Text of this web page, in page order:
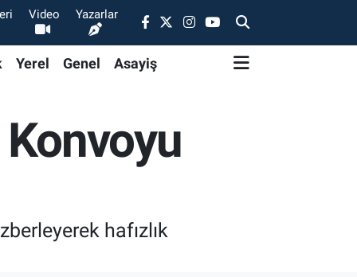
Video Yazarlar
Yerel Genel Asayiş
hafızlık